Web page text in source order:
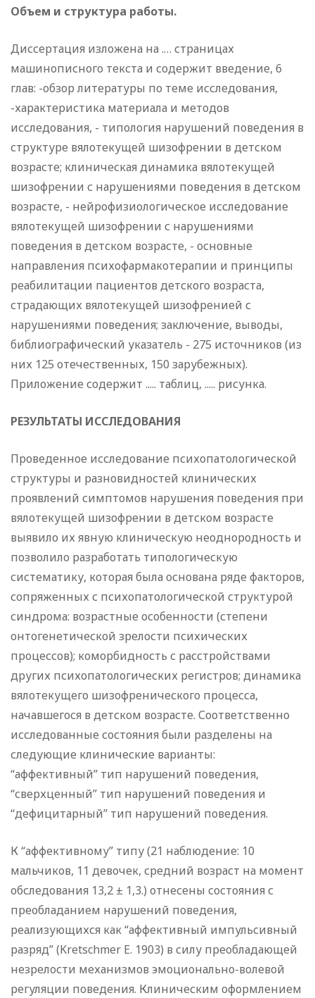
Объем и структура работы.
Диссертация изложена на .… страницах
машинописного текста и содержит введение, 6
глав: -обзор литературы по теме исследования,
-характеристика материала и методов
исследования, - типология нарушений поведения в
структуре вялотекущей шизофрении в детском
возрасте; клиническая динамика вялотекущей
шизофрении с нарушениями поведения в детском
возрасте, - нейрофизиологическое исследование
вялотекущей шизофрении с нарушениями
поведения в детском возрасте, - основные
направления психофармакотерапии и принципы
реабилитации пациентов детского возраста,
страдающих вялотекущей шизофренией с
нарушениями поведения; заключение, выводы,
библиографический указатель - 275 источников (из
них 125 отечественных, 150 зарубежных).
Приложение содержит ..... таблиц, ..... рисунка.
РЕЗУЛЬТАТЫ ИССЛЕДОВАНИЯ
Проведенное исследование психопатологической
структуры и разновидностей клинических
проявлений симптомов нарушения поведения при
вялотекущей шизофрении в детском возрасте
выявило их явную клиническую неоднородность и
позволило разработать типологическую
систематику, которая была основана ряде факторов,
сопряженных с психопатологической структурой
синдрома: возрастные особенности (степени
онтогенетической зрелости психических
процессов); коморбидность с расстройствами
других психопатологических регистров; динамика
вялотекущего шизофренического процесса,
начавшегося в детском возрасте. Соответственно
исследованные состояния были разделены на
следующие клинические варианты:
“аффективный” тип нарушений поведения,
“сверхценный” тип нарушений поведения и
“дефицитарный” тип нарушений поведения.
К “аффективному” типу (21 наблюдение: 10
мальчиков, 11 девочек, средний возраст на момент
обследования 13,2 ± 1,3.) отнесены состояния с
преобладанием нарушений поведения,
реализующихся как “аффективный импульсивный
разряд” (Kretschmer E. 1903) в силу преобладающей
незрелости механизмов эмоционально-волевой
регуляции поведения. Клиническим оформлением